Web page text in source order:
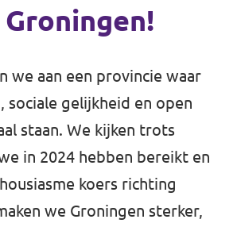
Eemsdelta
Staten Groningen
we aan een provincie waar
sociale gelijkheid en open
staan. We kijken trots
in 2024 hebben bereikt en
koers richting
we Groningen sterker,